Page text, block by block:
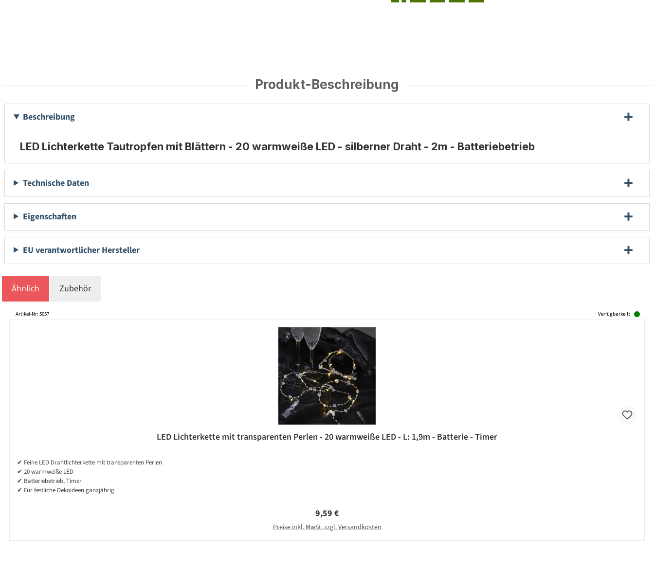
Produkt-Beschreibung
Beschreibung
LED Lichterkette Tautropfen mit Blättern - 20 warmweiße LED - silberner Draht - 2m - Batteriebetrieb
Technische Daten
Eigenschaften
EU verantwortlicher Hersteller
Ähnlich Zubehör
Produktgalerie überspringen
Artikel-Nr: 5057 Verfügbarkeit:
LED Lichterkette mit transparenten Perlen - 20 warmweiße LED - L: 1,9m - Batterie - Timer
✔ Feine LED Drahtlichterkette mit transparenten Perlen
✔ 20 warmweiße LED
✔ Batteriebetrieb, Timer
✔ Für festliche Dekoideen ganzjährig
Regulärer Preis:
9,59 €
Preise inkl. MwSt. zzgl. Versandkosten